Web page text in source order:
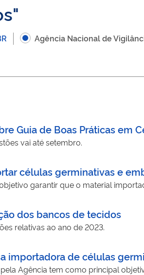
Agência Nacional de
Guia de Boas Práticas em
vai até setembro.
células germinativas e
garantir que o material
dos bancos de tecidos
relativas ao ano de 2023.
importadora de células
Agência tem como principal